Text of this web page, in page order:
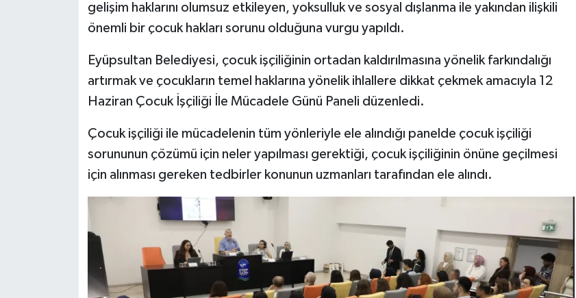
gelişim haklarını olumsuz etkileyen, yoksulluk ve sosyal dışlanma ile yakından ilişkili
önemli bir çocuk hakları sorunu olduğuna vurgu yapıldı.
Eyüpsultan Belediyesi, çocuk işçiliğinin ortadan kaldırılmasına yönelik farkındalığı
artırmak ve çocukların temel haklarına yönelik ihlallere dikkat çekmek amacıyla 12
Haziran Çocuk İşçiliği İle Mücadele Günü Paneli düzenledi.
Çocuk işçiliği ile mücadelenin tüm yönleriyle ele alındığı panelde çocuk işçiliği
sorununun çözümü için neler yapılması gerektiği, çocuk işçiliğinin önüne geçilmesi
için alınması gereken tedbirler konunun uzmanları tarafından ele alındı.